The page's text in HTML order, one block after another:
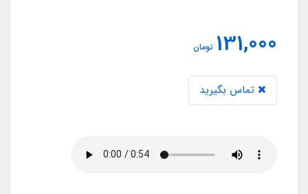
131,000 تومان
تماس بگیرید